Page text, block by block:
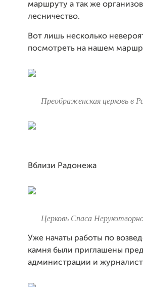
маршруту а так же
лесничество.
Вот лишь несколько
посмотреть на нашем
Преображенская церковь в
Вблизи Радонежа
Церковь Спаса
Уже начаты работы по
камня были приглашены
администрации и